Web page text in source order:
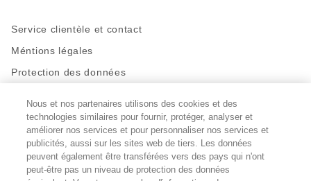
Service clientèle et contact
Méntions légales
Protection des données
Restez en contact!
Facebook
http://twitter.com/migros
https://www.youtube.com/user/
PinterestInstagram
Paramètres des cookies
Nous et nos partenaires utilisons des cookies et des
technologies similaires pour fournir, protéger, analyser et
améliorer nos services et pour personnaliser nos services et
publicités, aussi sur les sites web de tiers. Les données
peuvent également être transférées vers des pays qui n'ont
peut-être pas un niveau de protection des données